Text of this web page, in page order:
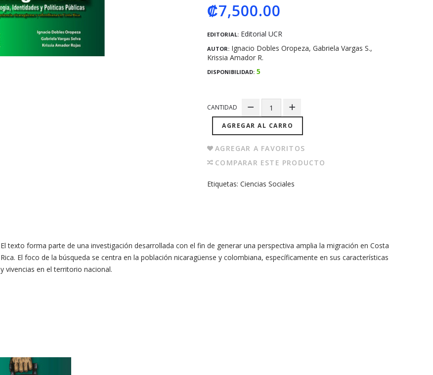
₡7,500.00
EDITORIAL: Editorial UCR
AUTOR: Ignacio Dobles Oropeza, Gabriela Vargas S.,
Krissia Amador R.
DISPONIBILIDAD: 5
CANTIDAD
AGREGAR AL CARRO
AGREGAR A FAVORITOS
COMPARAR ESTE PRODUCTO
Etiquetas: Ciencias Sociales
El texto forma parte de una investigación desarrollada con el fin de generar una perspectiva amplia la migración en Costa
Rica. El foco de la búsqueda se centra en la población nicaragüense y colombiana, específicamente en sus características
y vivencias en el territorio nacional.